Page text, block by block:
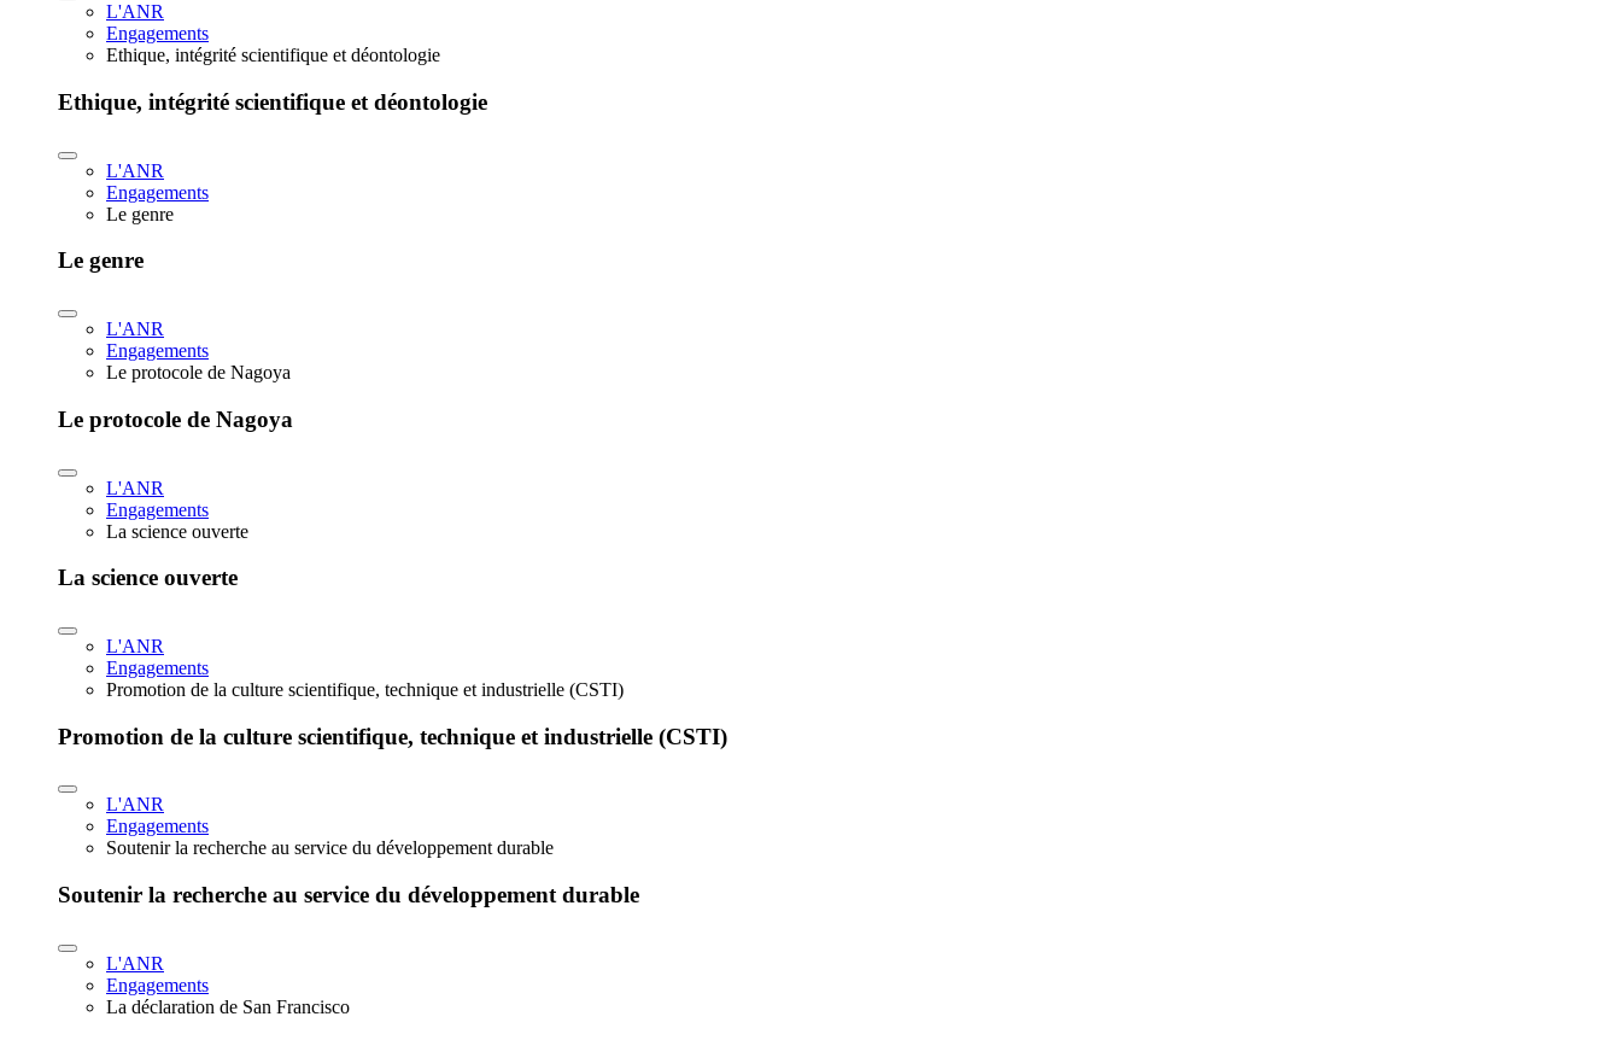
L'ANR
Engagements
Ethique, intégrité scientifique et déontologie
Ethique, intégrité scientifique et déontologie
L'ANR
Engagements
Le genre
Le genre
L'ANR
Engagements
Le protocole de Nagoya
Le protocole de Nagoya
L'ANR
Engagements
La science ouverte
La science ouverte
L'ANR
Engagements
Promotion de la culture scientifique, technique et industrielle (CSTI)
Promotion de la culture scientifique, technique et industrielle (CSTI)
L'ANR
Engagements
Soutenir la recherche au service du développement durable
Soutenir la recherche au service du développement durable
L'ANR
Engagements
La déclaration de San Francisco